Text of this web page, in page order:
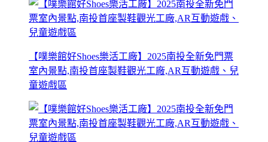
【噗樂館好Shoes樂活工廠】2025南投全新免門票
室內景點,南投首座製鞋觀光工廠,AR互動遊戲、兒
童遊戲區